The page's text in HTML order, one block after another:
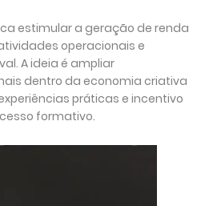
estimular a geração de renda
operacionais e
A ideia é ampliar
dentro da economia criativa
práticas e incentivo
formativo.